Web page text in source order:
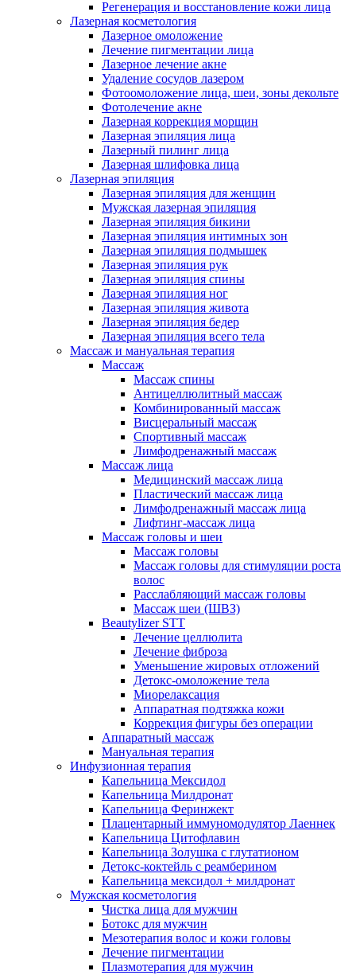
Регенерация и восстановление кожи лица
Лазерная косметология
Лазерное омоложение
Лечение пигментации лица
Лазерное лечение акне
Удаление сосудов лазером
Фотоомоложение лица, шеи, зоны декольте
Фотолечение акне
Лазерная коррекция морщин
Лазерная эпиляция лица
Лазерный пилинг лица
Лазерная шлифовка лица
Лазерная эпиляция
Лазерная эпиляция для женщин
Мужская лазерная эпиляция
Лазерная эпиляция бикини
Лазерная эпиляция интимных зон
Лазерная эпиляция подмышек
Лазерная эпиляция рук
Лазерная эпиляция спины
Лазерная эпиляция ног
Лазерная эпиляция живота
Лазерная эпиляция бедер
Лазерная эпиляция всего тела
Массаж и мануальная терапия
Массаж
Массаж спины
Антицеллюлитный массаж
Комбинированный массаж
Висцеральный массаж
Спортивный массаж
Лимфодренажный массаж
Массаж лица
Медицинский массаж лица
Пластический массаж лица
Лимфодренажный массаж лица
Лифтинг-массаж лица
Массаж головы и шеи
Массаж головы
Массаж головы для стимуляции роста
волос
Расслабляющий массаж головы
Массаж шеи (ШВЗ)
Beautylizer STT
Лечение целлюлита
Лечение фиброза
Уменьшение жировых отложений
Детокс-омоложение тела
Миорелаксация
Аппаратная подтяжка кожи
Коррекция фигуры без операции
Аппаратный массаж
Мануальная терапия
Инфузионная терапия
Капельница Мексидол
Капельница Милдронат
Капельница Феринжект
Плацентарный иммуномодулятор Лаеннек
Капельница Цитофлавин
Капельница Золушка с глутатионом
Детокс-коктейль с реамберином
Капельница мексидол + милдронат
Мужская косметология
Чистка лица для мужчин
Ботокс для мужчин
Мезотерапия волос и кожи головы
Лечение пигментации
Плазмотерапия для мужчин